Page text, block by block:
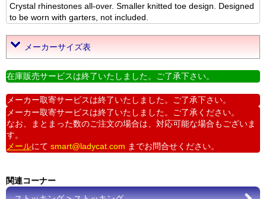
Crystal rhinestones all-over. Smaller knitted toe design. Designed
to be worn with garters, not included.
メーカーサイズ表
在庫販売サービスは終了いたしました。ご了承下さい。
メーカー取寄サービスは終了いたしました。ご了承下さい。
メーカー取寄サービスは終了いたしました。ご了承ください。
なお、まとまった数のご注文の場合は、対応可能な場合もございま
す。
メールにて smart@ladycat.com までお問合せください。
関連コーナー